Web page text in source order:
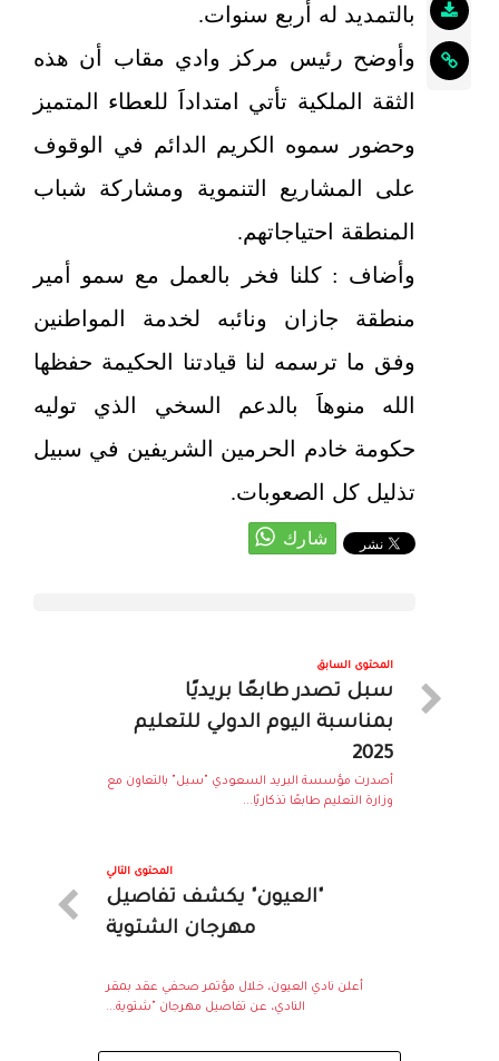
بالتمديد له أربع سنوات.
وأوضح رئيس مركز وادي مقاب أن هذه
الثقة الملكية تأتي امتداداََ للعطاء المتميز
وحضور سموه الكريم الدائم في الوقوف
على المشاريع التنموية ومشاركة شباب
المنطقة احتياجاتهم.
وأضاف : كلنا فخر بالعمل مع سمو أمير
منطقة جازان ونائبه لخدمة المواطنين
وفق ما ترسمه لنا قيادتنا الحكيمة حفظها
الله منوهاََ بالدعم السخي الذي توليه
حكومة خادم الحرمين الشريفين في سبيل
تذليل كل الصعوبات.
المحتوى السابق
سبل تصدر طابعًا بريديًا
بمناسبة اليوم الدولي للتعليم
2025
أصدرت مؤسسة البريد السعودي "سبل" بالتعاون مع
وزارة التعليم طابعًا تذكاريًا...
المحتوى التالي
"العيون" يكشف تفاصيل
مهرجان الشتوية
أعلن نادي العيون، خلال مؤتمر صحفي عقد بمقر
النادي، عن تفاصيل مهرجان "شتوية...